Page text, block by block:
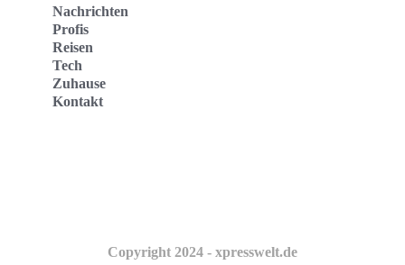
Nachrichten
Profis
Reisen
Tech
Zuhause
Kontakt
Copyright 2024 - xpresswelt.de